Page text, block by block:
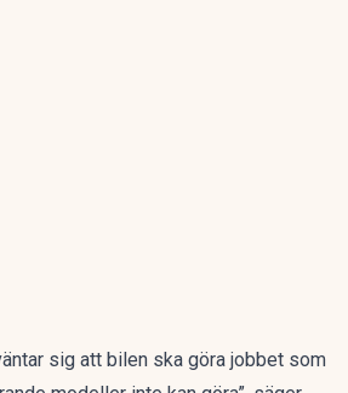
sig att bilen ska göra jobbet som